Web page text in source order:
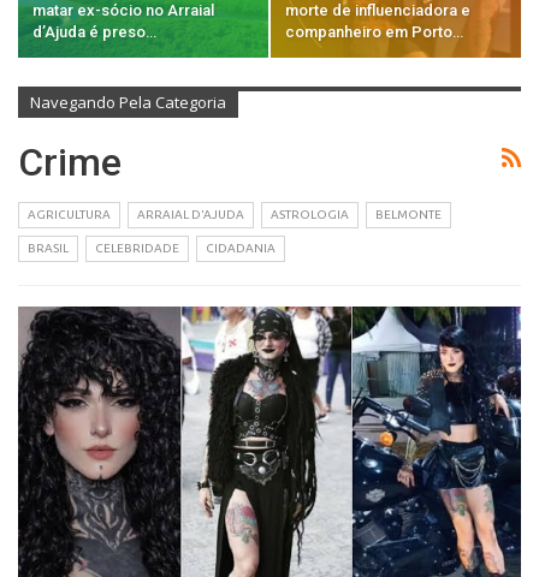
matar ex-sócio no Arraial
d’Ajuda é preso…
morte de influenciadora e
companheiro em Porto…
Navegando Pela Categoria
Crime
AGRICULTURA ARRAIAL D'AJUDA ASTROLOGIA BELMONTE
BRASIL CELEBRIDADE CIDADANIA